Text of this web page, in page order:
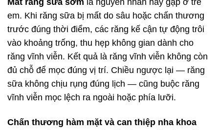
em. Khi răng sữa bị mất do sâu hoặc chấn thương
trước đúng thời điểm, các răng kế cận tự động trôi
vào khoảng trống, thu hẹp không gian dành cho
răng vĩnh viễn. Kết quả là răng vĩnh viễn không còn
đủ chỗ để mọc đúng vị trí. Chiều ngược lại — răng
sữa không chịu rụng đúng lịch — cũng buộc răng
vĩnh viễn mọc lệch ra ngoài hoặc phía lưỡi.
Chấn thương hàm mặt và can thiệp nha khoa